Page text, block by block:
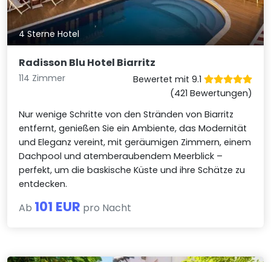
4 Sterne Hotel
Radisson Blu Hotel Biarritz
114 Zimmer
Bewertet mit 9.1
(421 Bewertungen)
Nur wenige Schritte von den Stränden von Biarritz
entfernt, genießen Sie ein Ambiente, das Modernität
und Eleganz vereint, mit geräumigen Zimmern, einem
Dachpool und atemberaubendem Meerblick –
perfekt, um die baskische Küste und ihre Schätze zu
entdecken.
Ab 101 EUR pro Nacht